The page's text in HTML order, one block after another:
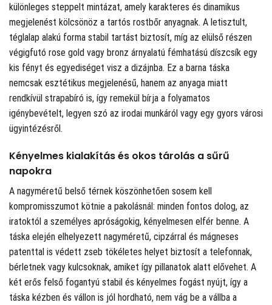
különleges steppelt mintázat, amely karakteres és dinamikus
megjelenést kölcsönöz a tartós rostbőr anyagnak. A letisztult,
téglalap alakú forma stabil tartást biztosít, míg az elülső részen
végigfutó rose gold vagy bronz árnyalatú fémhatású díszcsík egy
kis fényt és egyediséget visz a dizájnba. Ez a barna táska
nemcsak esztétikus megjelenésű, hanem az anyaga miatt
rendkívül strapabíró is, így remekül bírja a folyamatos
igénybevételt, legyen szó az irodai munkáról vagy egy gyors városi
ügyintézésről.
Kényelmes kialakítás és okos tárolás a sűrű
napokra
A nagyméretű belső térnek köszönhetően sosem kell
kompromisszumot kötnie a pakolásnál: minden fontos dolog, az
iratoktól a személyes apróságokig, kényelmesen elfér benne. A
táska elején elhelyezett nagyméretű, cipzárral és mágneses
patenttal is védett zseb tökéletes helyet biztosít a telefonnak,
bérletnek vagy kulcsoknak, amiket így pillanatok alatt elővehet. A
két erős felső fogantyú stabil és kényelmes fogást nyújt, így a
táska kézben és vállon is jól hordható, nem vág be a vállba a